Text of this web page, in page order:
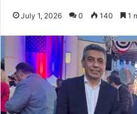
July 1, 2026 0 140 1